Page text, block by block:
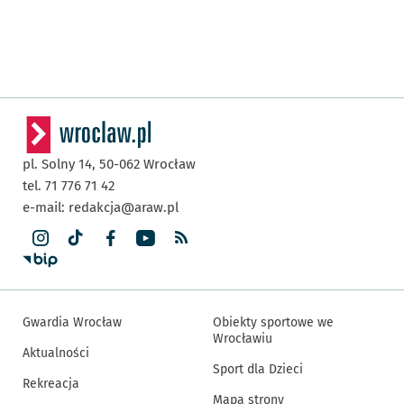
pl. Solny 14, 50-062 Wrocław
tel. 71 776 71 42
e-mail: redakcja@araw.pl
Gwardia Wrocław
Aktualności
Rekreacja
Obiekty sportowe we
Wrocławiu
Sport dla Dzieci
Mapa strony